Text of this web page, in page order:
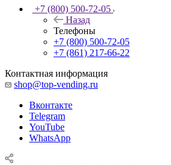
+7 (800) 500-72-05
Назад
Телефоны
+7 (800) 500-72-05
+7 (861) 217-66-22
Контактная информация
shop@top-vending.ru
Вконтакте
Telegram
YouTube
WhatsApp